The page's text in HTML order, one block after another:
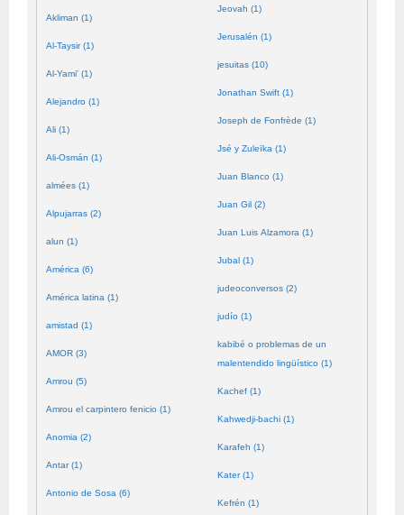
Akliman (1)
Al-Taysir (1)
Al-Yami' (1)
Alejandro (1)
Ali (1)
Ali-Osmán (1)
almées (1)
Alpujarras (2)
alun (1)
América (6)
América latina (1)
amistad (1)
AMOR (3)
Amrou (5)
Amrou el carpintero fenicio (1)
Anomia (2)
Antar (1)
Antonio de Sosa (6)
Jeovah (1)
Jerusalén (1)
jesuitas (10)
Jonathan Swift (1)
Joseph de Fonfrède (1)
Jsé y Zuleïka (1)
Juan Blanco (1)
Juan Gil (2)
Juan Luis Alzamora (1)
Jubal (1)
judeoconversos (2)
judío (1)
kabibé o problemas de un
malentendido lingüístico (1)
Kachef (1)
Kahwedji-bachi (1)
Karafeh (1)
Kater (1)
Kefrén (1)